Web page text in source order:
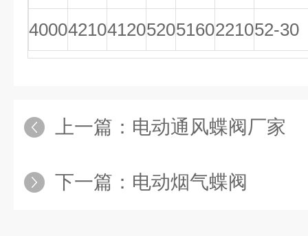
4000421041205205160221052-30
上一篇： 电动通风蝶阀厂家
下一篇： 电动烟气蝶阀